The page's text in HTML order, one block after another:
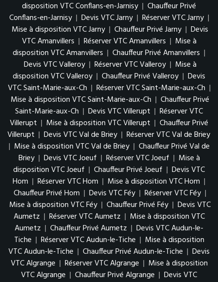
disposition VTC Conflans-en-Jarnisy | Chauffeur Privé
Conflans-en-Jarnisy | Devis VTC Jarny | Réserver VTC Jarny |
Mise à disposition VTC Jarny | Chauffeur Privé Jarny | Devis
VTC Amanvillers | Réserver VTC Amanvillers | Mise à
disposition VTC Amanvillers | Chauffeur Privé Amanvillers |
Devis VTC Valleroy | Réserver VTC Valleroy | Mise à
disposition VTC Valleroy | Chauffeur Privé Valleroy | Devis
VTC Saint-Marie-aux-Ch | Réserver VTC Saint-Marie-aux-Ch |
Mise à disposition VTC Saint-Marie-aux-Ch | Chauffeur Privé
Saint-Marie-aux-Ch | Devis VTC Villerupt | Réserver VTC
Villerupt | Mise à disposition VTC Villerupt | Chauffeur Privé
Villerupt | Devis VTC Val de Briey | Réserver VTC Val de Briey
| Mise à disposition VTC Val de Briey | Chauffeur Privé Val de
Briey | Devis VTC Joeuf | Réserver VTC Joeuf | Mise à
disposition VTC Joeuf | Chauffeur Privé Joeuf | Devis VTC
Hom | Réserver VTC Hom | Mise à disposition VTC Hom |
Chauffeur Privé Hom | Devis VTC Féy | Réserver VTC Féy |
Mise à disposition VTC Féy | Chauffeur Privé Féy | Devis VTC
Aumetz | Réserver VTC Aumetz | Mise à disposition VTC
Aumetz | Chauffeur Privé Aumetz | Devis VTC Audun-le-
Tiche | Réserver VTC Audun-le-Tiche | Mise à disposition
VTC Audun-le-Tiche | Chauffeur Privé Audun-le-Tiche | Devis
VTC Algrange | Réserver VTC Algrange | Mise à disposition
VTC Algrange | Chauffeur Privé Algrange | Devis VTC